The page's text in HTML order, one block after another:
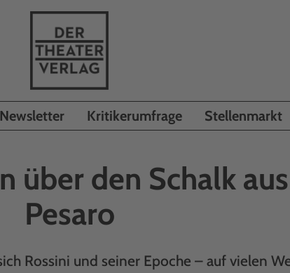
Newsletter Kritikerumfrage Stellenmarkt
über den Schalk aus
Pesaro
Rossini und seiner Epoche – auf vielen